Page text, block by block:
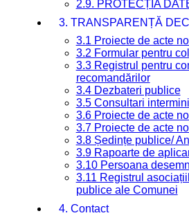
2.9. PROTECȚIA
3. TRANSPARENȚĂ
3.1 Proiecte de acte
3.2 Formular pentru
3.3 Registrul pentru
recomandărilor
3.4 Dezbateri publice
3.5 Consultari
3.6 Proiecte de acte
3.7 Proiecte de acte
3.8 Ședințe publice/
3.9 Rapoarte de
3.10 Persoana
3.11 Registrul
publice ale Comunei
4. Contact